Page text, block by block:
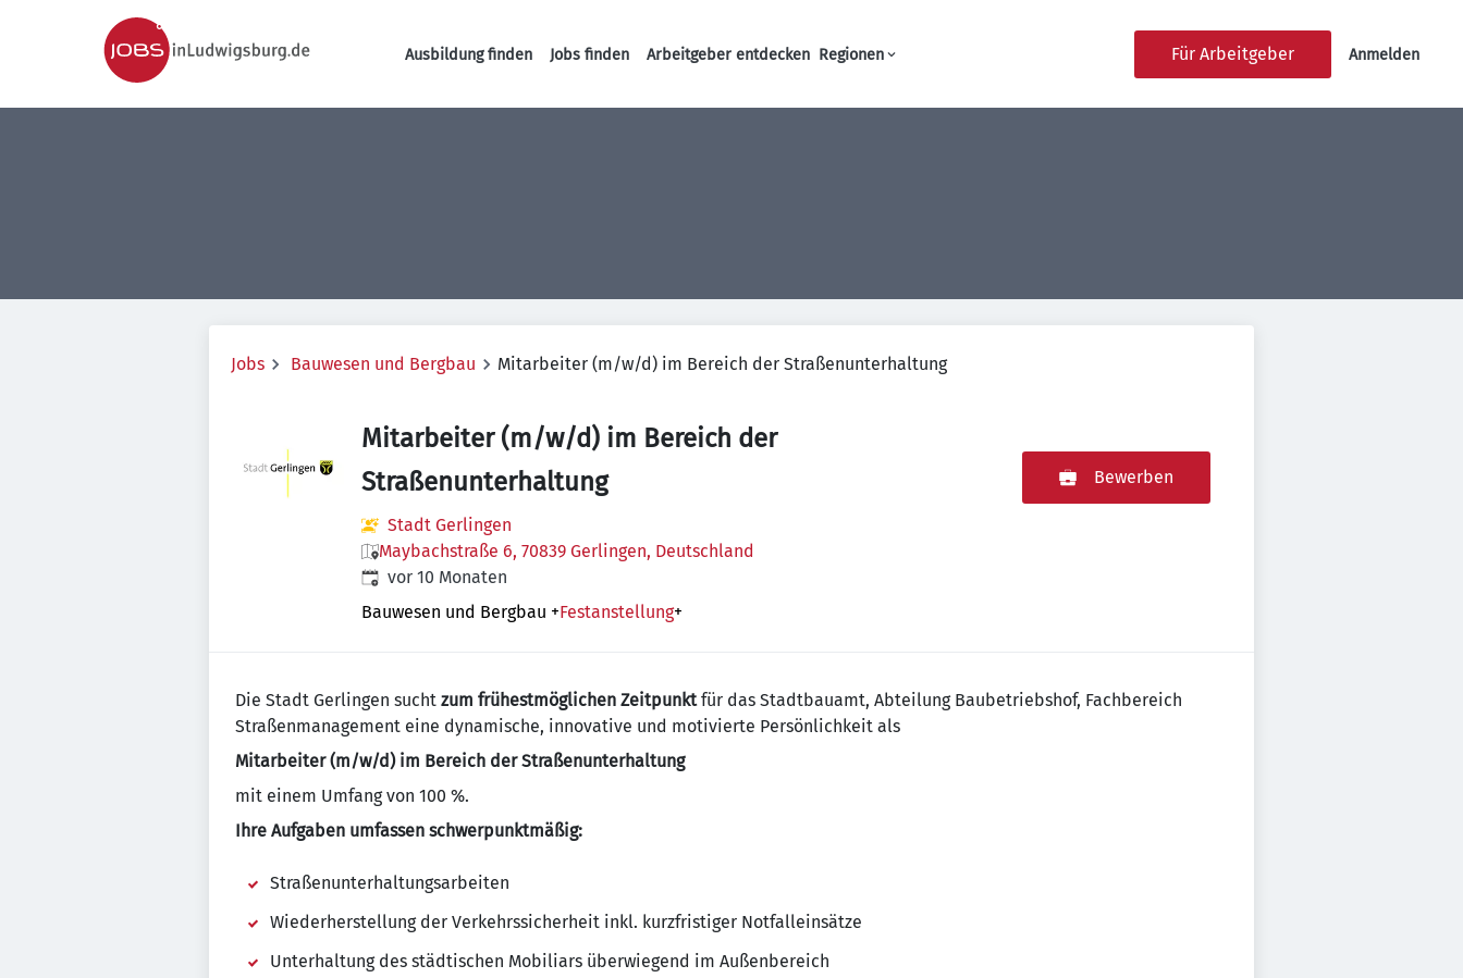
Haupt-Navigation
Ausbildung finden Jobs finden Arbeitgeber entdecken Regionen Für Arbeitgeber Anmelden
Jobs Bauwesen und Bergbau Mitarbeiter (m/w/d) im Bereich der Straßenunterhaltung
Mitarbeiter (m/w/d) im Bereich der
Straßenunterhaltung
Stadt Gerlingen
Maybachstraße 6, 70839 Gerlingen, Deutschland
Veröffentlicht:
vor 10 Monaten
Bauwesen und Bergbau +Festanstellung+
Bewerben
Die Stadt Gerlingen sucht zum frühestmöglichen Zeitpunktfür das Stadtbauamt, Abteilung Baubetriebshof, Fachbereich
Straßenmanagement eine dynamische, innovative und motivierte Persönlichkeit als
Mitarbeiter (m/w/d) im Bereich der Straßenunterhaltung
mit einem Umfang von 100 %.
Ihre Aufgaben umfassen schwerpunktmäßig:
Straßenunterhaltungsarbeiten
Wiederherstellung der Verkehrssicherheit inkl. kurzfristiger Notfalleinsätze
Unterhaltung des städtischen Mobiliars überwiegend im Außenbereich